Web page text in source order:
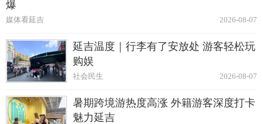
爆
2026-08-07
媒体看延吉
延吉温度｜行李有了安放处 游客轻松玩
购娱
2026-08-07
社会民生
暑期跨境游热度高涨 外籍游客深度打卡
魅力延吉